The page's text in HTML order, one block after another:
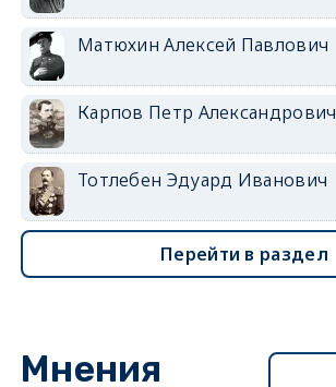
Матюхин Алексей Павлович
Карпов Петр Александрович
Тотлебен Эдуард Иванович
Перейти в раздел
Мнения